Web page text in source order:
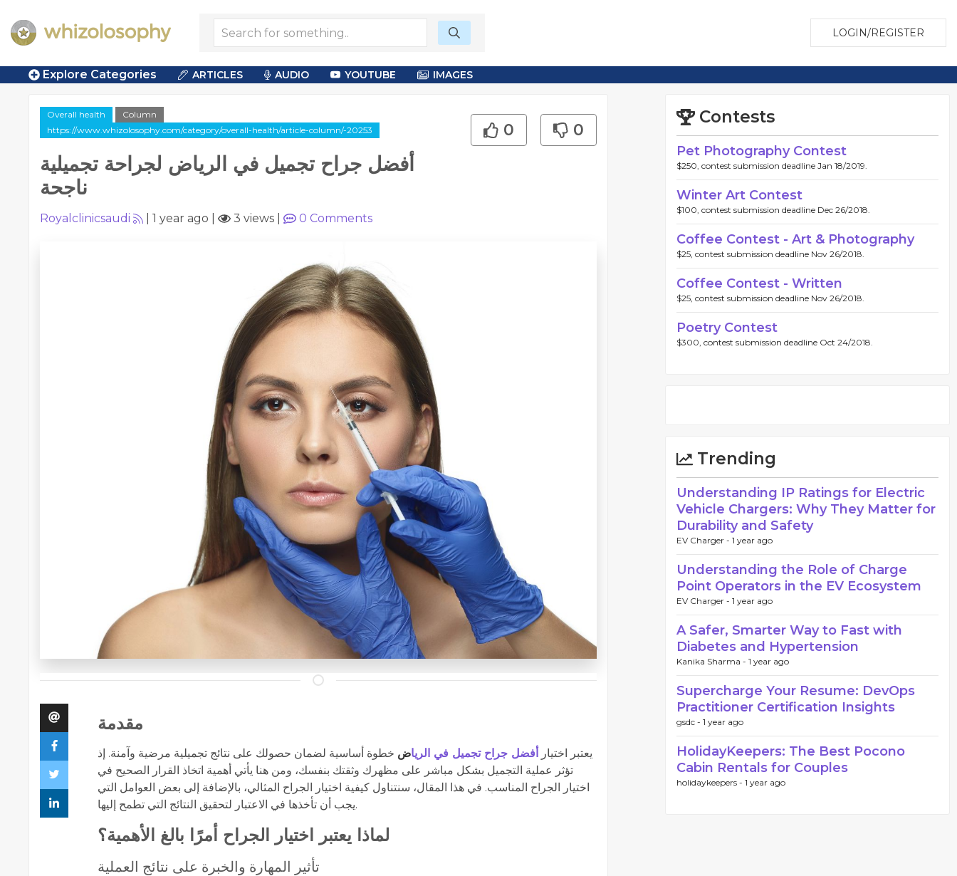
LOGIN/REGISTER
Explore Categories ARTICLES AUDIO YOUTUBE IMAGES
Overall health
Column
https://www.whizolosophy.com/category/overall-health/article-column/-20253
أفضل جراح تجميل في الرياض لجراحة تجميلية
ناجحة
0 0
Royalclinicsaudi 1 year ago 3 views 0 Comments
مقدمة
يعتبر اختيار أفضل جراح تجميل في الرياض خطوة أساسية لضمان حصولك على نتائج تجميلية مرضية وآمنة. إذ
تؤثر عملية التجميل بشكل مباشر على مظهرك وثقتك بنفسك، ومن هنا يأتي أهمية اتخاذ القرار الصحيح في
اختيار الجراح المناسب. في هذا المقال، سنتناول كيفية اختيار الجراح المثالي، بالإضافة إلى بعض العوامل التي
يجب أن تأخذها في الاعتبار لتحقيق النتائج التي تطمح إليها.
لماذا يعتبر اختيار الجراح أمرًا بالغ الأهمية؟
تأثير المهارة والخبرة على نتائج العملية
Contests
Pet Photography Contest
$250, contest submission deadline Jan 18/2019.
Winter Art Contest
$100, contest submission deadline Dec 26/2018.
Coffee Contest - Art & Photography
$25, contest submission deadline Nov 26/2018.
Coffee Contest - Written
$25, contest submission deadline Nov 26/2018.
Poetry Contest
$300, contest submission deadline Oct 24/2018.
Trending
Understanding IP Ratings for Electric
Vehicle Chargers: Why They Matter for
Durability and Safety
EV Charger - 1 year ago
Understanding the Role of Charge
Point Operators in the EV Ecosystem
EV Charger - 1 year ago
A Safer, Smarter Way to Fast with
Diabetes and Hypertension
Kanika Sharma - 1 year ago
Supercharge Your Resume: DevOps
Practitioner Certification Insights
gsdc - 1 year ago
HolidayKeepers: The Best Pocono
Cabin Rentals for Couples
holidaykeepers - 1 year ago